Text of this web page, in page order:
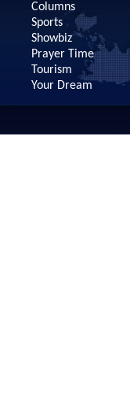
Columns
Sports
Showbiz
Prayer Time
Tourism
Your Dream